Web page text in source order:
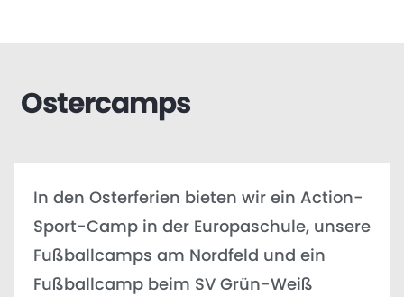
Ostercamps
In den Osterferien bieten wir ein Action-
Sport-Camp in der Europaschule, unsere
Fußballcamps am Nordfeld und ein
Fußballcamp beim SV Grün-Weiß